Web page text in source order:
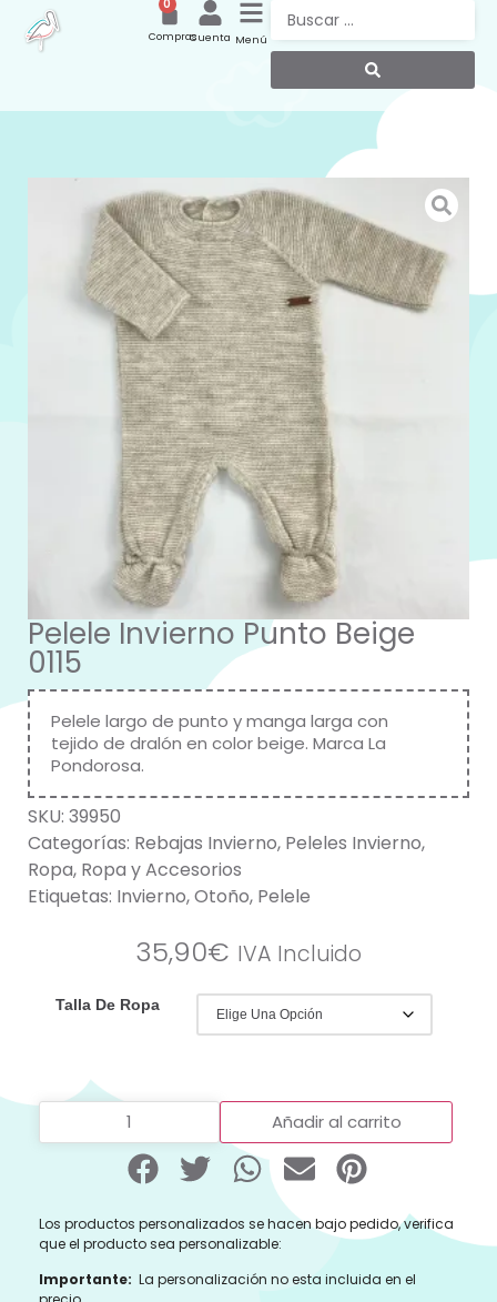
Menú
Cuenta
0
Compras
Pelele Invierno Punto Beige
0115
Pelele largo de punto y manga larga con
tejido de dralón en color beige. Marca La
Pondorosa.
SKU: 39950
Categorías: Rebajas Invierno, Peleles Invierno,
Ropa, Ropa y Accesorios
Etiquetas: Invierno,Otoño, Pelele
35,90€ IVA Incluido
Talla De Ropa
Añadir al carrito
Los productos personalizados se hacen bajo pedido, verifica
que el producto sea personalizable:
Importante: La personalización no esta incluida en el